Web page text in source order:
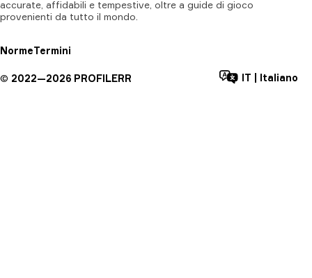
accurate, affidabili e tempestive, oltre a guide di gioco
provenienti da tutto il mondo.
NormeTermini
© 2022—2026 PROFILERR IT Italiano